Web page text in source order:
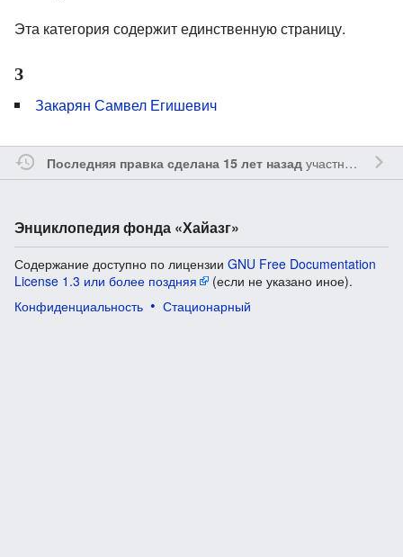
Эта категория содержит единственную страницу.
З
Закарян Самвел Егишевич
Последняя правка сделана 15 лет назадучастником
Энциклопедия фонда «Хайазг»
Содержание доступно по лицензии GNU Free Documentation
License 1.3 или более поздняя
(если не указано иное).
Конфиденциальность
Стационарный